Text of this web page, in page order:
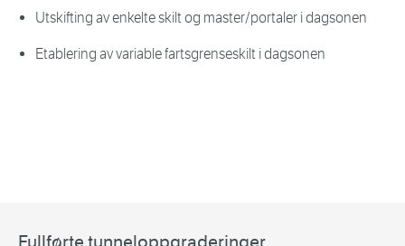
Utskifting av enkelte skilt og master/portaler i dagsonen
Etablering av variable fartsgrenseskilt i dagsonen